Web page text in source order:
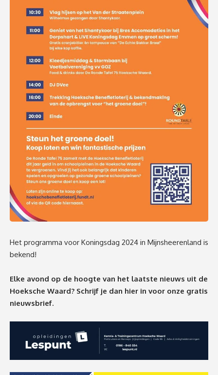
Het programma voor Koningsdag 2024 in Mijnsheerenland is
bekend!
Elke avond op de hoogte van het laatste nieuws uit de
Hoeksche Waard? Schrijf je dan hier in voor onze gratis
nieuwsbrief.